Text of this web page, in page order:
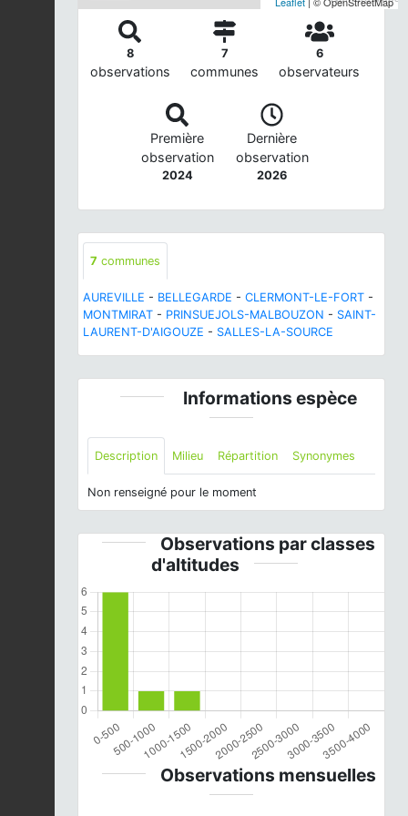
8
observations
7
communes
6
observateurs
Première
observation
2024
Dernière
observation
2026
7 communes
AUREVILLE - BELLEGARDE - CLERMONT-LE-FORT -
MONTMIRAT - PRINSUEJOLS-MALBOUZON - SAINT-
LAURENT-D'AIGOUZE - SALLES-LA-SOURCE
Informations espèce
Description Milieu Répartition Synonymes
Non renseigné pour le moment
Observations par classes
d'altitudes
Observations mensuelles